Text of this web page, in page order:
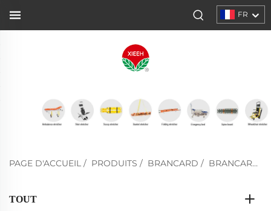
FR
PAGE D'ACCUEIL / PRODUITS / BRANCARD / BRANCARD PLIANT
TOUT